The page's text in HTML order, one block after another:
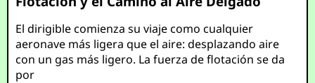
El dirigible comienza su viaje como cualquier
aeronave más ligera que el aire: desplazando aire
con un gas más ligero. La fuerza de flotación se da
por